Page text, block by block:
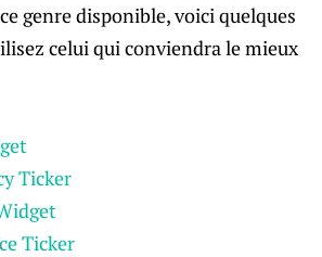
genre disponible, voici quelques
celui qui conviendra le mieux
Ticker
Ticker